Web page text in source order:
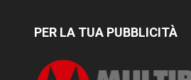
PER LA TUA PUBBLICITÀ